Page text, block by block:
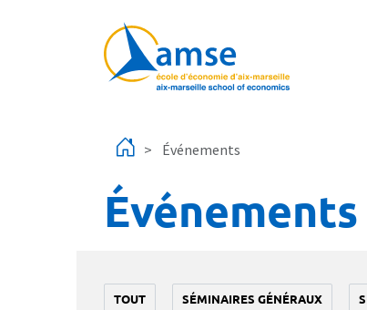
Événements
Événements
TOUT SÉMINAIRES GÉNÉRAUX